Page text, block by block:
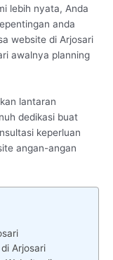
lebih nyata, Anda
anda
website di Arjosari
awalnya planning
lantaran
dedikasi buat
keperluan
angan-angan
Arjosari